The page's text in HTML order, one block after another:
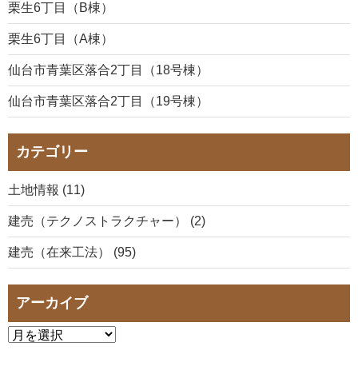
栗生6丁目（B棟）
栗生6丁目（A棟）
仙台市青葉区落合2丁目（18号棟）
仙台市青葉区落合2丁目（19号棟）
カテゴリー
土地情報 (11)
建売（テクノストラクチャー） (2)
建売（在来工法） (95)
アーカイブ